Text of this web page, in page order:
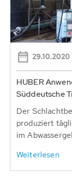
29.10.2020
HUBER
Süddeutsche
Der
produziert
im
Weiterlesen